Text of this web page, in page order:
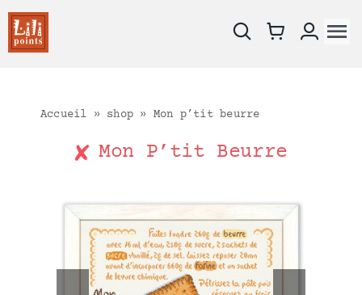
Skip
to
content
Les fiches
Accueil » shop » Mon p’tit beurre
Mon P’tit Beurre